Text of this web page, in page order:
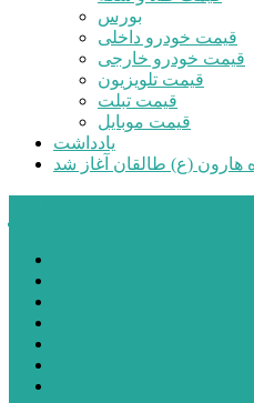
بورس
قیمت خودرو داخلی
قیمت خودرو خارجی
قیمت تلویزیون
قیمت تبلت
قیمت موبایل
یادداشت
هارون (ع) طالقان آغاز شد